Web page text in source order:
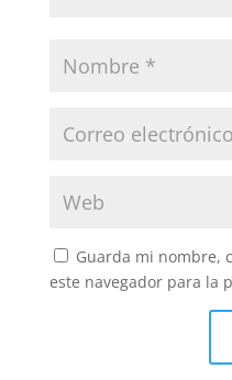
Guarda mi nombre,
este navegador para la